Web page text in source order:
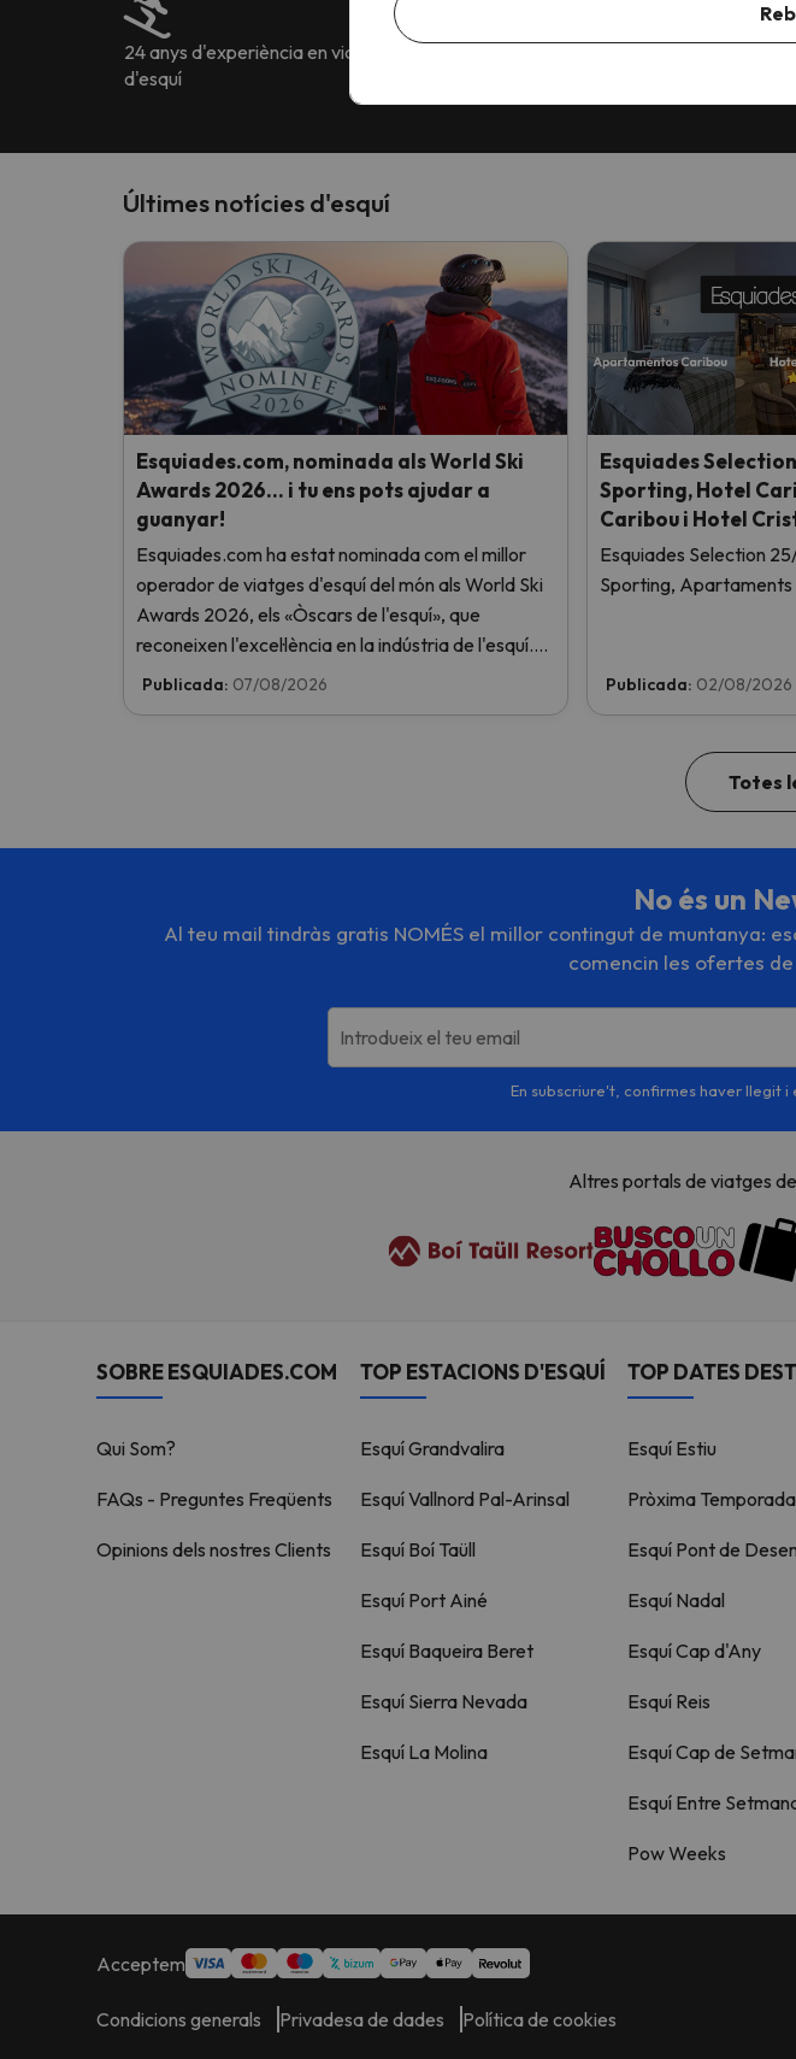
24 anys d'experiència en viatges
d'esquí
Més de 222.905 opinions en 7
Els millors
Últimes notícies d'esquí
Esquiades.com, nominada als World Ski
Awards 2026… i tu ens pots ajudar a
guanyar!
Esquiades.com ha estat nominada com el millor
operador de viatges d'esquí del món als World Ski
Awards 2026, els «Òscars de l'esquí», que
reconeixen l'excel·lència en la indústria de l'esquí.
Vota ara i ajuda'ns a arribar al capdamunt!
Publicada: 07/08/2026
Esquiades
Sporting, Hotel
Caribou i Hotel
Esquiades Selection
Sporting,
Publicada: 02/08/2026
Totes
No és un
Al teu mail tindràs gratis NOMÉS el millor contingut de muntanya:
comencin les ofertes
Introdueix el teu email
En subscriure't, confirmes haver llegit
Altres portals de viatges
SOBRE ESQUIADES.COM
Qui Som?
FAQs - Preguntes Freqüents
Opinions dels nostres Clients
TOP ESTACIONS D'ESQUÍ
Esquí Grandvalira
Esquí Vallnord Pal-Arinsal
Esquí Boí Taüll
Esquí Port Ainé
Esquí Baqueira Beret
Esquí Sierra Nevada
Esquí La Molina
TOP DATES
Esquí Estiu
Pròxima
Esquí Pont de
Esquí Nadal
Esquí Cap d'Any
Esquí Reis
Esquí Cap de
Esquí Entre
Pow Weeks
Acceptem
Condicions generals Privadesa de dades Política de cookies